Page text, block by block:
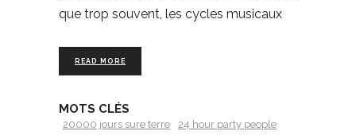
que trop souvent, les cycles musicaux
READ MORE
MOTS CLÉS
20000 jours sure terre
24 hour party people